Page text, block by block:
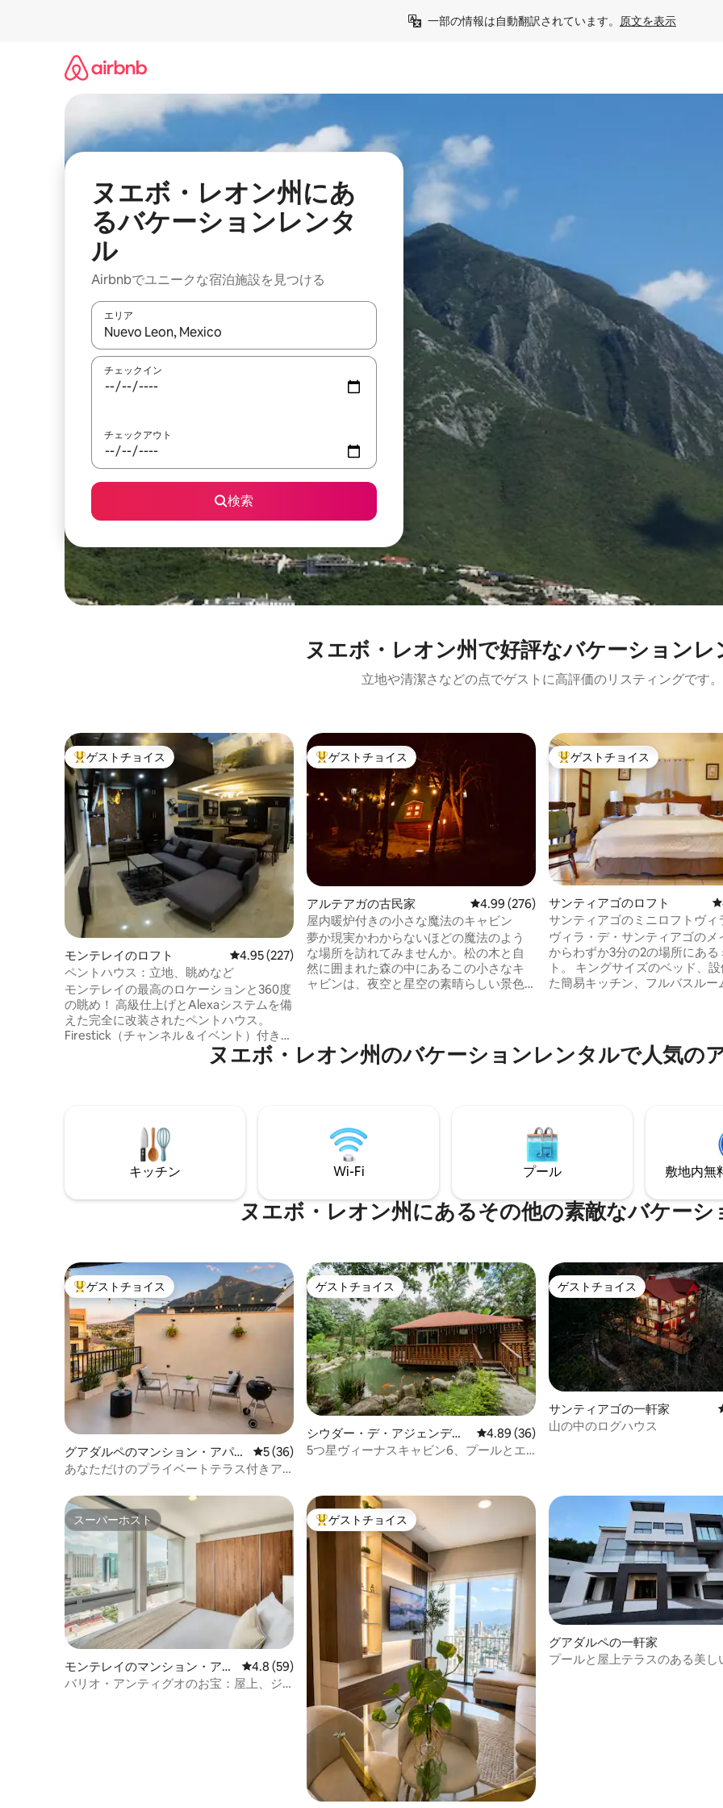
一部の情報は自動翻訳されています。 原文を表示
ヌエボ・レオン州にあ
るバケーションレンタ
ル
Airbnbでユニークな宿泊施設を見つける
エリア
検索結果が表示されたら、上下の矢印キーを使って移動するか、画面をタッチまたはスワイプして検索結果を確認するこ
チェックイン
チェックアウト
検索
ヌエボ・レオン州で好評なバケーションレ
立地や清潔さなどの点でゲストに高評価のリスティングです。
大好評のゲストチョイスです。
ゲストチョイス
モンテレイのロフト レビュー227件、5つ星中4.95つ星の平均評価
4.95 (227)
ペントハウス：立地、眺めなど
モンテレイの最高のロケーションと360度
の眺め！ 高級仕上げとAlexaシステムを備
えた完全に改装されたペントハウス。
Firestick（チャンネル＆イベント）付きの
65インチと50インチの2つの画面。アクセ
スが簡単で安全なエリアに位置していま
テーブル、暖炉、冷凍庫、フルバスルー
ム、テレビ、テラス（アームチェア） 上
階：寝室、クイーンサイズベッド、テレ
ビ、ミニバー、机 プール、ジム、会議室
大好評のゲストチョイスです。
ゲストチョイス
アルテアガの古民家 レビュー276件、5つ星中4.99つ星の平均評価
4.99 (276)
屋内暖炉付きの小さな魔法のキャビン
夢か現実かわからないほどの魔法のよう
な場所を訪れてみませんか。松の木と自
然に囲まれた森の中にあるこの小さなキ
ャビンは、夜空と星空の素晴らしい景色
多くの特別なディテールを備えた夢の空
間で、これまでにないほどパートナーと
大好評のゲストチョイスです。
ゲストチョイス
サンティアゴのロフト
サンティアゴのミニロフトヴィ
ヴィラ・デ・サンティアゴのメ
からわずか3分の2の場所にある
ト。 キングサイズのベッド、
た簡易キッチン、フルバスルー
父母の住む家で、もう1軒は
されているロフトです:) 基本的に、2つの
ヌエボ・レオン州のバケーションレンタルで人気の
キッチン Wi-Fi プール 敷地内無
ヌエボ・レオン州にあるその他の素敵なバケー
大好評のゲストチョイスです。
ゲストチョイス
グアダルペのマンション・アパー
ト
レビュー36件、5つ星中5つ星の平均評価
5 (36)
あなただけのプライベートテラス付きア
ゲストチョイス
ゲストチョイス
シウダー・デ・アジェンデの
ログハウス
レビュー36件、5つ星中4.89つ星の平均評価
4.89 (36)
5つ星ヴィーナスキャビン6、プールとエ
ゲストチョイス
ゲストチョイス
サンティアゴの一軒家
山の中のログハウス
スーパーホスト
スーパーホスト
モンテレイのマンション・アパ
ート
レビュー59件、5つ星中4.8つ星の平均評価
4.8 (59)
バリオ・アンティグオのお宝：屋上、ジ
大好評のゲストチョイスです。
ゲストチョイス
グアダルペの一軒家
プールと屋上テラスのある美し